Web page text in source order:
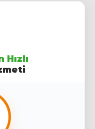
Hızlı